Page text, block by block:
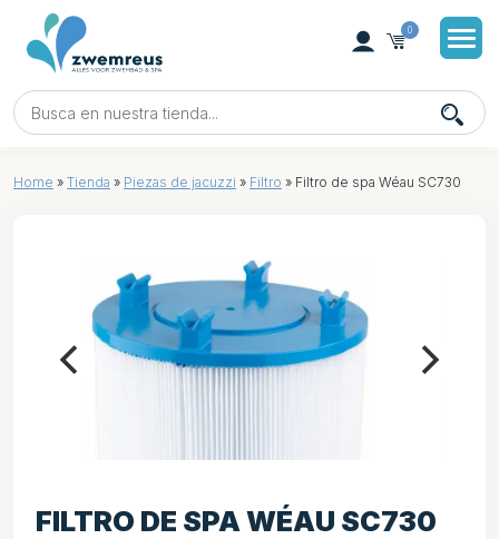
0
Home » Tienda » Piezas de jacuzzi » Filtro » Filtro de spa Wéau SC730
FILTRO DE SPA WÉAU SC730